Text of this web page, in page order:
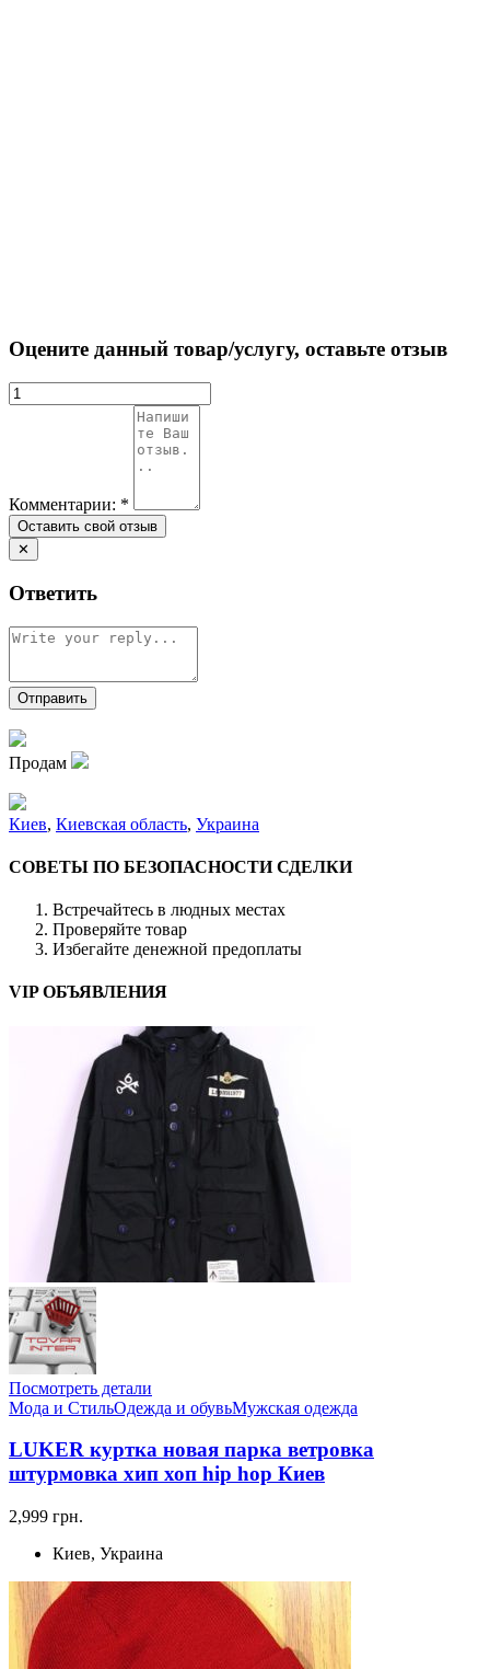
Оцените данный товар/услугу, оставьте отзыв
Комментарии: *
✕
Ответить
Продам
Киев, Киевская область, Украина
СОВЕТЫ ПО БЕЗОПАСНОСТИ СДЕЛКИ
Встречайтесь в людных местах
Проверяйте товар
Избегайте денежной предоплаты
VIP ОБЪЯВЛЕНИЯ
Посмотреть детали
Мода и СтильОдежда и обувьМужская одежда
LUKER куртка новая парка ветровка
штурмовка хип хоп hip hop Киев
2,999 грн.
Киев, Украина